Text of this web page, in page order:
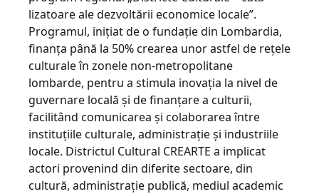
lizatoare ale dezvoltării economice locale”.
Programul, iniţiat de o fundaţie din Lombardia,
finanţa până la 50% crearea unor astfel de reţele
culturale în zonele non-me­tro­politane
lombarde, pentru a stimula inovaţia la nivel de
guvernare locală şi de finanţare a culturii,
facilitând comunicarea şi colaborarea între
instituţiile culturale, administraţie şi industriile
locale. Districtul Cultural CREARTE a implicat
actori provenind din diferite sectoare, din
cultură, administraţie publică, mediul academic